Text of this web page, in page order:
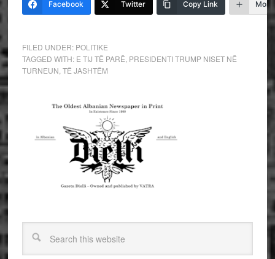
Facebook Twitter Copy Link More
FILED UNDER: POLITIKE
TAGGED WITH: E TIJ TË PARË PRESIDENTI TRUMP NISET NË
TURNEUN TË JASHTËM